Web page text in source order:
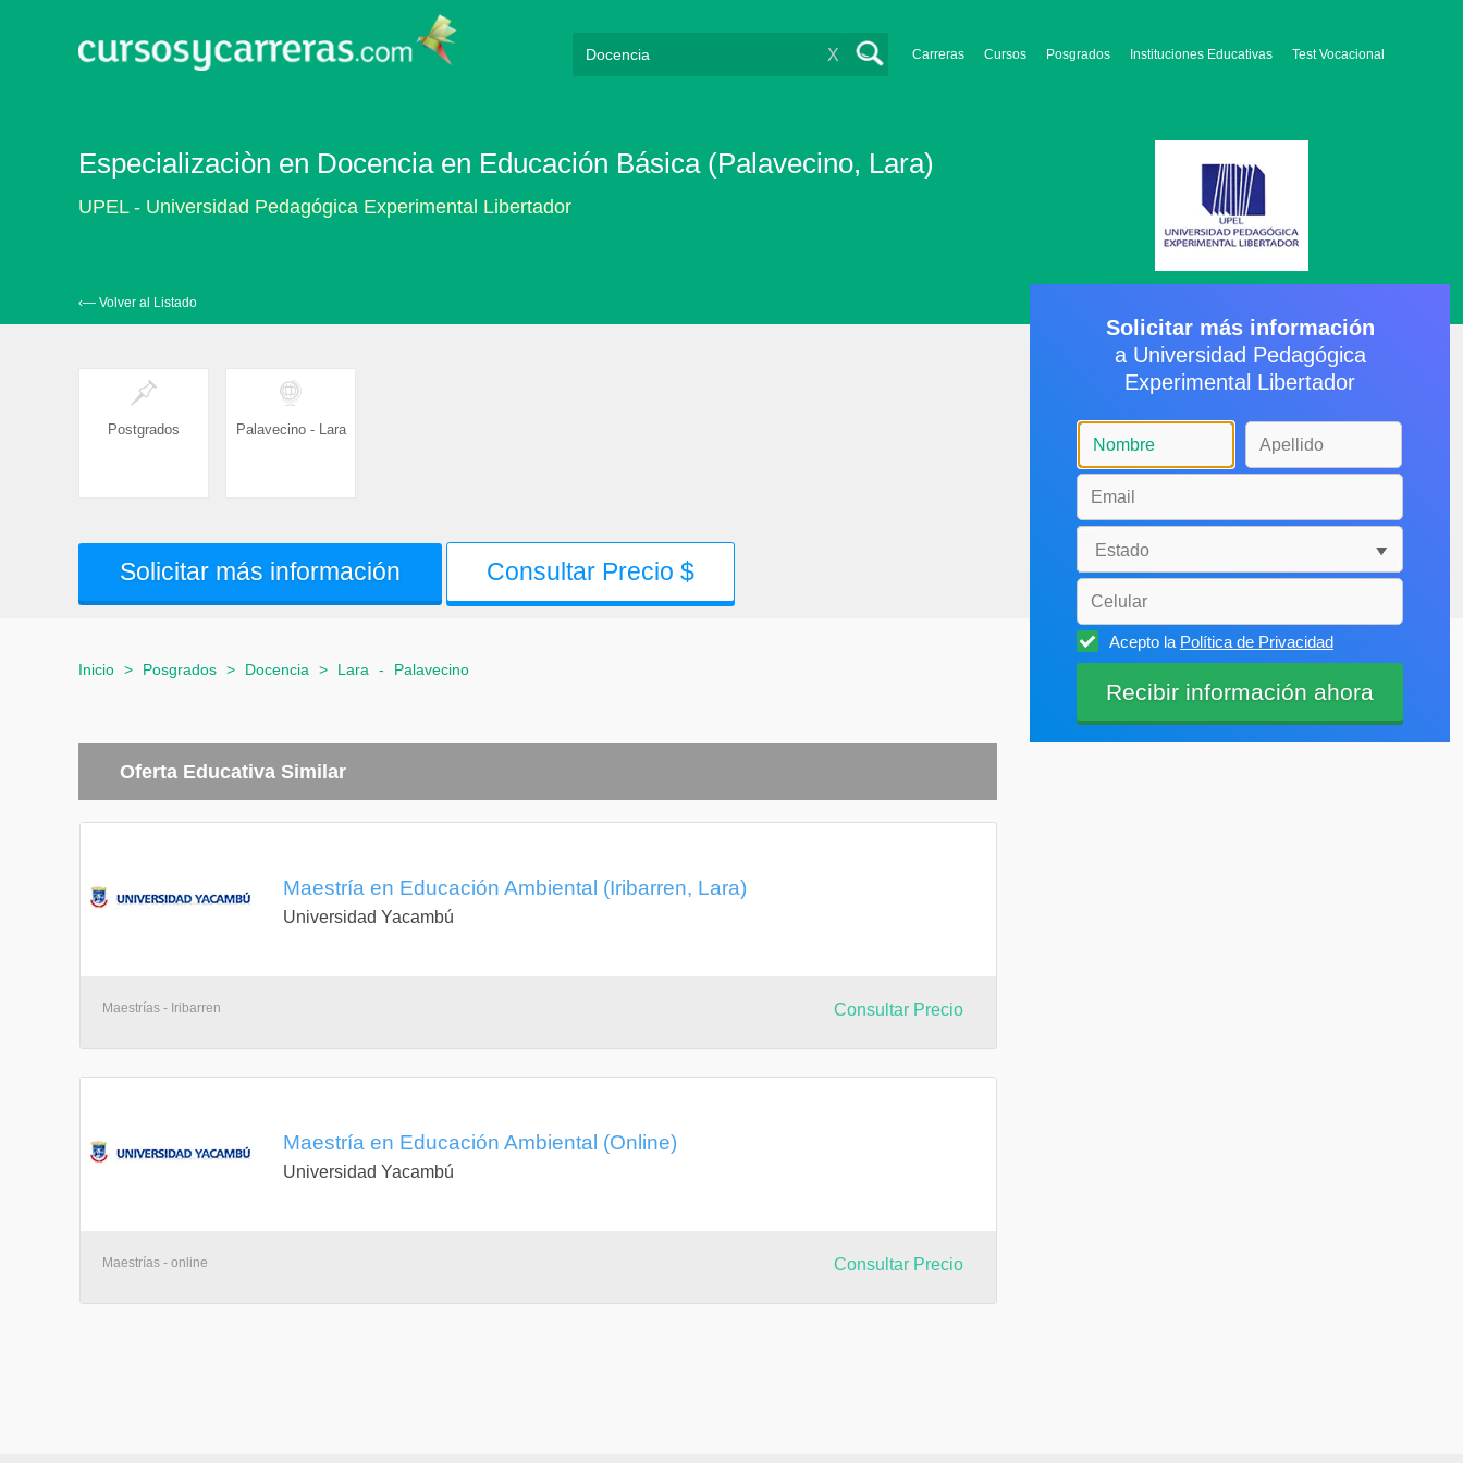
Carreras Cursos Posgrados Instituciones Educativas Test Vocacional
X
Especializaciòn en Docencia en Educación Básica (Palavecino, Lara)
UPEL - Universidad Pedagógica Experimental Libertador
‹— Volver al Listado
Postgrados Palavecino - Lara
Solicitar más información Consultar Precio $
Inicio > Posgrados > Docencia > Lara - Palavecino
Oferta Educativa Similar
Maestría en Educación Ambiental (Iribarren, Lara)
Universidad Yacambú
Maestrías - Iribarren Consultar Precio
Maestría en Educación Ambiental (Online)
Universidad Yacambú
Maestrías - online Consultar Precio
Solicitar más información
a Universidad Pedagógica
Experimental Libertador
Acepto la Política de Privacidad